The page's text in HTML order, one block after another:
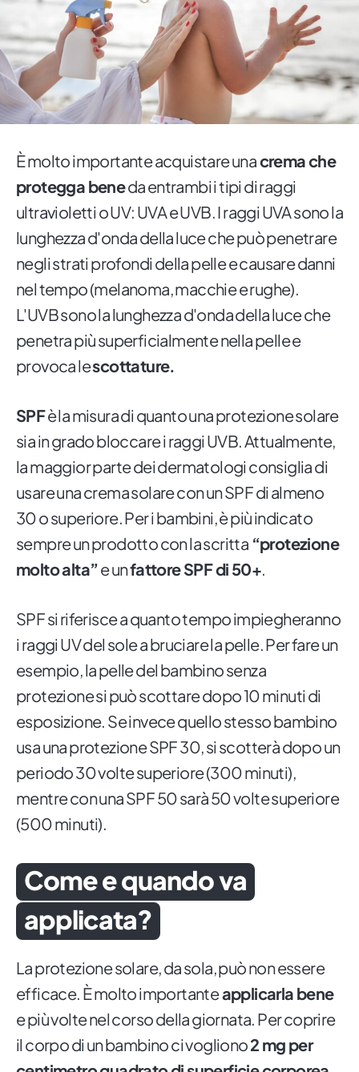
È molto importante acquistare unacrema che
protegga beneda entrambi i tipi di raggi
ultravioletti o UV: UVA e UVB. I raggi UVA sono la
lunghezza d'onda della luce che può penetrare
negli strati profondi della pelle e causare danni
nel tempo (melanoma, macchie e rughe).
L'UVB sono la lunghezza d'onda della luce che
penetra più superficialmente nella pelle e
provoca lescottature.
SPFè la misura di quanto una protezione solare
sia in grado bloccare i raggi UVB. Attualmente,
la maggior parte dei dermatologi consiglia di
usare una crema solare con un SPF di almeno
30 o superiore. Per i bambini, è più indicato
sempre un prodotto con la scritta “protezione
molto alta”e unfattore SPF di 50+.
SPF si riferisce a quanto tempo impiegheranno
i raggi UV del sole a bruciare la pelle. Per fare un
esempio, la pelle del bambino senza
protezione si può scottare dopo 10 minuti di
esposizione. Se invece quello stesso bambino
usa una protezione SPF 30, si scotterà dopo un
periodo 30 volte superiore (300 minuti),
mentre con una SPF 50 sarà 50 volte superiore
(500 minuti).
Come e quando va
applicata?
La protezione solare, da sola, può non essere
efficace. È molto importanteapplicarla bene
e più volte nel corso della giornata. Per coprire
il corpo di un bambino ci vogliono2 mg per